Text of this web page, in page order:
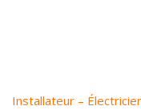
Installateur –